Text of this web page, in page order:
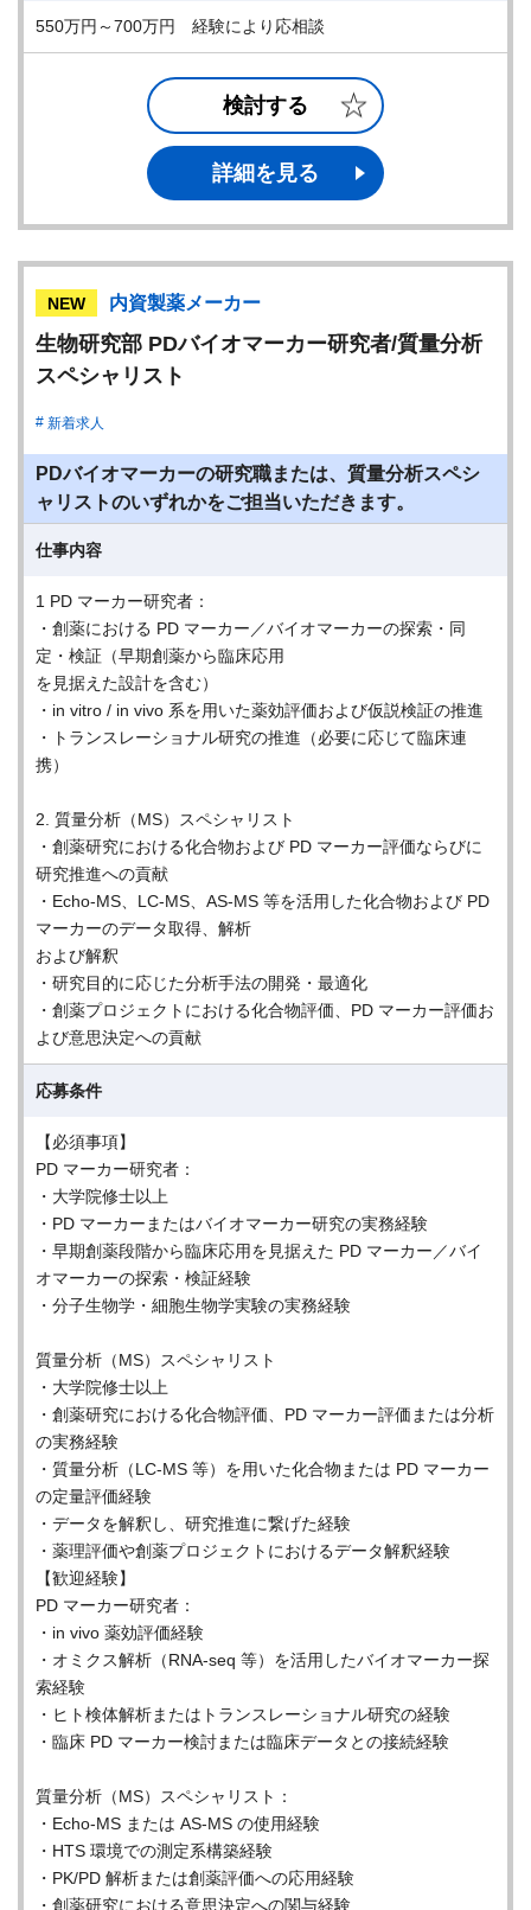
550万円～700万円 経験により応相談
検討する
詳細を見る
NEW 内資製薬メーカー
生物研究部 PDバイオマーカー研究者/質量分析
スペシャリスト
新着求人
PDバイオマーカーの研究職または、質量分析スペシ
ャリストのいずれかをご担当いただきます。
仕事内容
1 PD マーカー研究者：
・創薬における PD マーカー／バイオマーカーの探索・同
定・検証（早期創薬から臨床応用
を見据えた設計を含む）
・in vitro / in vivo 系を用いた薬効評価および仮説検証の推進
・トランスレーショナル研究の推進（必要に応じて臨床連
携）
2. 質量分析（MS）スペシャリスト
・創薬研究における化合物および PD マーカー評価ならびに
研究推進への貢献
・Echo-MS、LC-MS、AS-MS 等を活用した化合物および PD
マーカーのデータ取得、解析
および解釈
・研究目的に応じた分析手法の開発・最適化
・創薬プロジェクトにおける化合物評価、PD マーカー評価お
よび意思決定への貢献
応募条件
【必須事項】
PD マーカー研究者：
・大学院修士以上
・PD マーカーまたはバイオマーカー研究の実務経験
・早期創薬段階から臨床応用を見据えた PD マーカー／バイ
オマーカーの探索・検証経験
・分子生物学・細胞生物学実験の実務経験
質量分析（MS）スペシャリスト
・大学院修士以上
・創薬研究における化合物評価、PD マーカー評価または分析
の実務経験
・質量分析（LC-MS 等）を用いた化合物または PD マーカー
の定量評価経験
・データを解釈し、研究推進に繋げた経験
・薬理評価や創薬プロジェクトにおけるデータ解釈経験
【歓迎経験】
PD マーカー研究者：
・in vivo 薬効評価経験
・オミクス解析（RNA-seq 等）を活用したバイオマーカー探
索経験
・ヒト検体解析またはトランスレーショナル研究の経験
・臨床 PD マーカー検討または臨床データとの接続経験
質量分析（MS）スペシャリスト：
・Echo-MS または AS-MS の使用経験
・HTS 環境での測定系構築経験
・PK/PD 解析または創薬評価への応用経験
・創薬研究における意思決定への関与経験